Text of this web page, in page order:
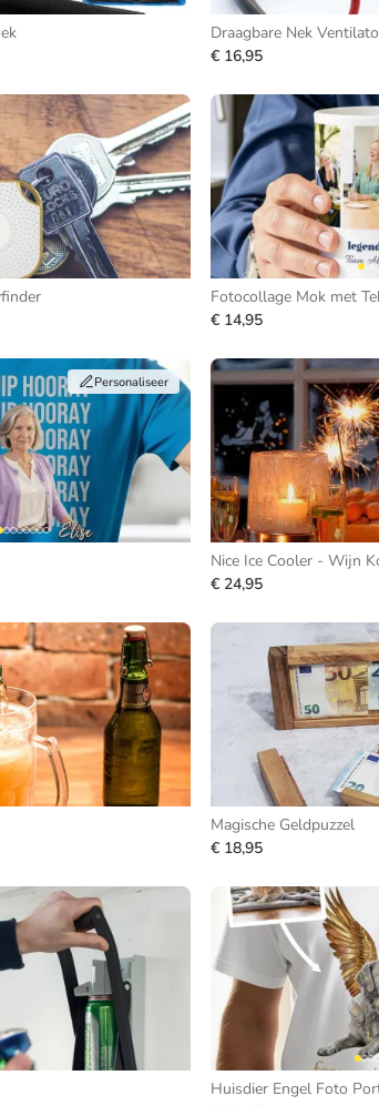
Draagbare Nek
€ 16,95
Fotocollage Mok met
€ 14,95
Personaliseer
Nice Ice Cooler - Wijn
€ 24,95
Magische Geldpuzzel
€ 18,95
Huisdier Engel Foto